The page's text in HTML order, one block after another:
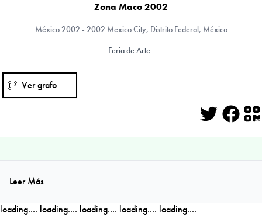
Zona Maco 2002
México2002 - 2002 Mexico City, Distrito Federal, México
Feria de Arte
Ver grafo
Leer Más
loading.... loading.... loading.... loading.... loading....